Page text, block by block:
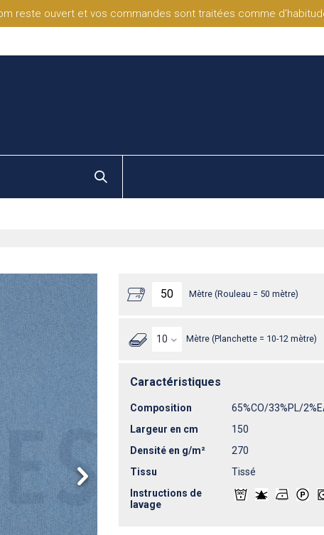
reste ouvert et vos commandes sont traitées comme
Mètre (Rouleau = 50 mètre)
Mètre (Planchette = 10-12 mètre)
Caractéristiques
Composition
65%CO/33%PL/
Largeur en cm
150
Densité en g/m²
270
Tissu
Tissé
Instructions de
lavage